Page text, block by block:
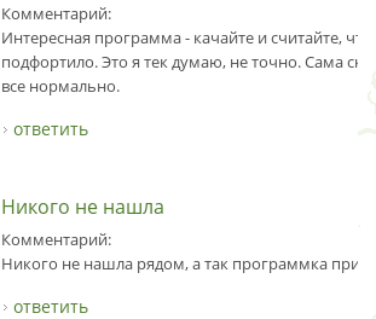
Комментарий:
Интересная программа - качайте и считайте,
подфортило. Это я тек думаю, не точно. Сама
все нормально.
ответить
Никого не нашла
Комментарий:
Никого не нашла рядом, а так программка
ответить